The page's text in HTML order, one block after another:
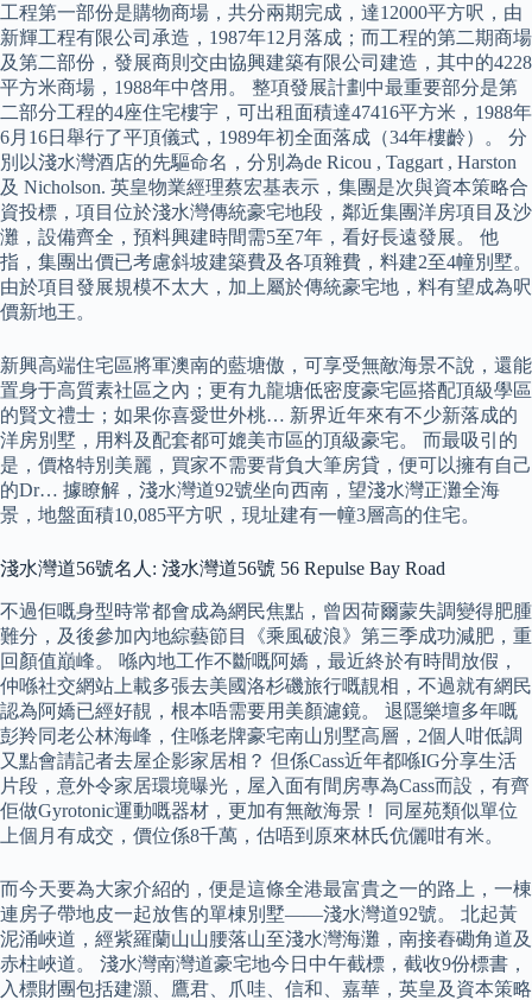
工程第一部份是購物商場，共分兩期完成，達12000平方呎，由
新輝工程有限公司承造，1987年12月落成；而工程的第二期商場
及第二部份，發展商則交由協興建築有限公司建造，其中的4228
平方米商場，1988年中啓用。 整項發展計劃中最重要部分是第
二部分工程的4座住宅樓宇，可出租面積達47416平方米，1988年
6月16日舉行了平頂儀式，1989年初全面落成（34年樓齡）。 分
別以淺水灣酒店的先驅命名，分別為de Ricou , Taggart , Harston
及 Nicholson. 英皇物業經理蔡宏基表示，集團是次與資本策略合
資投標，項目位於淺水灣傳統豪宅地段，鄰近集團洋房項目及沙
灘，設備齊全，預料興建時間需5至7年，看好長遠發展。 他
指，集團出價已考慮斜坡建築費及各項雜費，料建2至4幢別墅。
由於項目發展規模不太大，加上屬於傳統豪宅地，料有望成為呎
價新地王。
新興高端住宅區將軍澳南的藍塘傲，可享受無敵海景不說，還能
置身于高質素社區之內；更有九龍塘低密度豪宅區搭配頂級學區
的賢文禮士；如果你喜愛世外桃… 新界近年來有不少新落成的
洋房別墅，用料及配套都可媲美市區的頂級豪宅。 而最吸引的
是，價格特別美麗，買家不需要背負大筆房貸，便可以擁有自己
的Dr… 據瞭解，淺水灣道92號坐向西南，望淺水灣正灘全海
景，地盤面積10,085平方呎，現址建有一幢3層高的住宅。
淺水灣道56號名人: 淺水灣道56號 56 Repulse Bay Road
不過佢嘅身型時常都會成為網民焦點，曾因荷爾蒙失調變得肥腫
難分，及後參加內地綜藝節目《乘風破浪》第三季成功減肥，重
回顏值巔峰。 喺內地工作不斷嘅阿嬌，最近終於有時間放假，
仲喺社交網站上載多張去美國洛杉磯旅行嘅靚相，不過就有網民
認為阿嬌已經好靚，根本唔需要用美顏濾鏡。 退隱樂壇多年嘅
彭羚同老公林海峰，住喺老牌豪宅南山別墅高層，2個人咁低調
又點會請記者去屋企影家居相？ 但係Cass近年都喺IG分享生活
片段，意外令家居環境曝光，屋入面有間房專為Cass而設，有齊
佢做Gyrotonic運動嘅器材，更加有無敵海景！ 同屋苑類似單位
上個月有成交，價位係8千萬，估唔到原來林氏伉儷咁有米。
而今天要為大家介紹的，便是這條全港最富貴之一的路上，一棟
連房子帶地皮一起放售的單棟別墅——淺水灣道92號。 北起黃
泥涌峽道，經紫羅蘭山山腰落山至淺水灣海灘，南接舂磡角道及
赤柱峽道。 淺水灣南灣道豪宅地今日中午截標，截收9份標書，
入標財團包括建灝、鷹君、爪哇、信和、嘉華，英皇及資本策略